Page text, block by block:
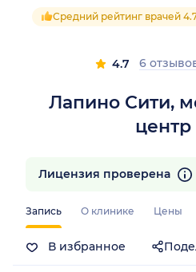
Лапино Сити,
центр
Средний рейтинг врачей
4.7 6
Запись О клинике Цены
В избранное
Лицензия проверена